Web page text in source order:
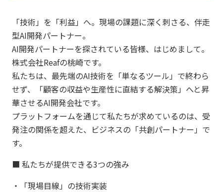
「技術」を「利益」へ。現場の課題に深く刺さる、伴走
型AI開発パートナー。
AI開発パートナーを探されている皆様、はじめまして。
株式会社Reafの桃崎です。
私たちは、最先端のAI技術を「単なるツール」で終わら
せず、「顧客の収益や生産性に直結する解決策」へと昇
華させるAI開発会社です。
プラットフォームを通じて私たちが求めているのは、受
発注の関係を超えた、ビジネスの「共創パートナー」で
す。
■ 私たちが提供できる3つの強み
・「現場目線」の技術実装